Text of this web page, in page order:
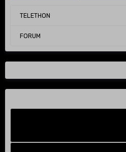
TELETHON
FORUM